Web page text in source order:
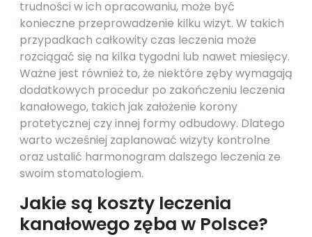
trudności w ich opracowaniu, może być
konieczne przeprowadzenie kilku wizyt. W takich
przypadkach całkowity czas leczenia może
rozciągać się na kilka tygodni lub nawet miesięcy.
Ważne jest również to, że niektóre zęby wymagają
dodatkowych procedur po zakończeniu leczenia
kanałowego, takich jak założenie korony
protetycznej czy innej formy odbudowy. Dlatego
warto wcześniej zaplanować wizyty kontrolne
oraz ustalić harmonogram dalszego leczenia ze
swoim stomatologiem.
Jakie są koszty leczenia
kanałowego zęba w Polsce?